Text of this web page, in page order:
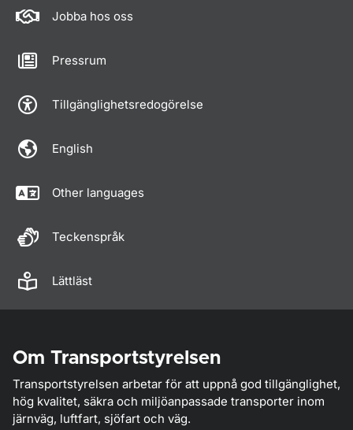
Jobba hos oss
Pressrum
Tillgänglighetsredogörelse
English
Other languages
Teckenspråk
Lättläst
Om Transportstyrelsen
Transportstyrelsen arbetar för att uppnå god tillgänglighet,
hög kvalitet, säkra och miljöanpassade transporter inom
järnväg, luftfart, sjöfart och väg.